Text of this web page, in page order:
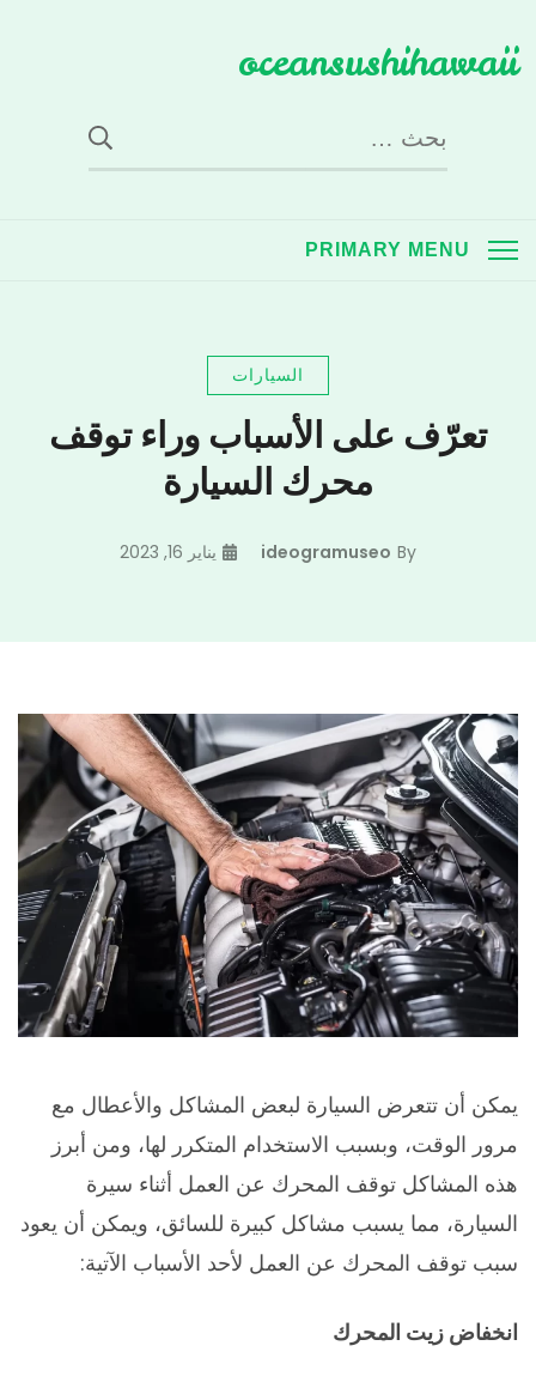
to
oceansushihawaii
البحث
عن:
PRIMARY MENU
السيارات
تعرّف على الأسباب وراء توقف
محرك السيارة
By
ideogramuseo يناير 16, 2023
يمكن أن تتعرض السيارة لبعض المشاكل والأعطال مع
مرور الوقت، وبسبب الاستخدام المتكرر لها، ومن أبرز
هذه المشاكل توقف المحرك عن العمل أثناء سيرة
السيارة، مما يسبب مشاكل كبيرة للسائق، ويمكن أن يعود
سبب توقف المحرك عن العمل لأحد الأسباب الآتية:
انخفاض زيت المحرك